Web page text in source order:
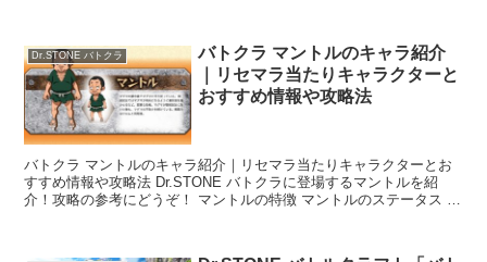
Dr.STONE バトクラ
バトクラ マントルのキャラ紹介
｜リセマラ当たりキャラクターと
おすすめ情報や攻略法
バトクラ マントルのキャラ紹介｜リセマラ当たりキャラクターとお
すすめ情報や攻略法 Dr.STONE バトクラに登場するマントルを紹
介！攻略の参考にどうぞ！ マントルの特徴 マントルのステータス マ